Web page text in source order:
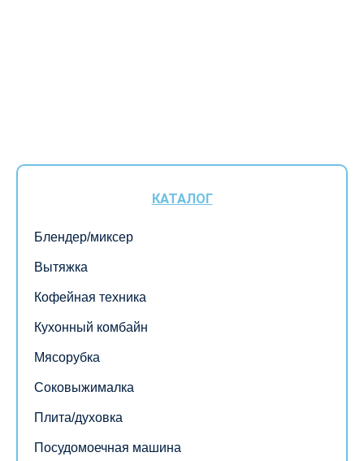
КАТАЛОГ
Блендер/миксер
Вытяжка
Кофейная техника
Кухонный комбайн
Мясорубка
Соковыжималка
Плита/духовка
Посудомоечная машина